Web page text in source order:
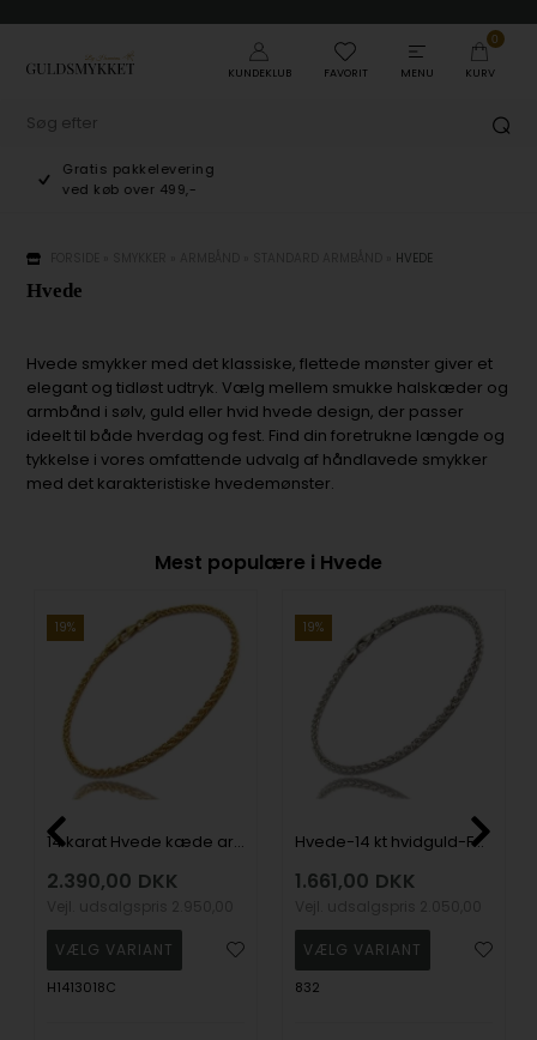
KUNDEKLUB FAVORIT MENU
0
KURV
Gratis pakkelevering
ved køb over 499,-
HVEDE
Hvede
Hvede smykker med det klassiske, flettede mønster giver et
elegant og tidløst udtryk. Vælg mellem smukke halskæder og
armbånd i sølv, guld eller hvid hvede design, der passer
ideelt til både hverdag og fest. Find din foretrukne længde og
tykkelse i vores omfattende udvalg af håndlavede smykker
med det karakteristiske hvedemønster.
Mest populære i Hvede
19%
14 karat Hvede kæde armbånd, 18½ cm og 1,3 mm
2.390,00 DKK
H1413018C
19%
Hvede-14 kt hvidguld-Fås i flere bredder og længder
1.661,00 DKK
832